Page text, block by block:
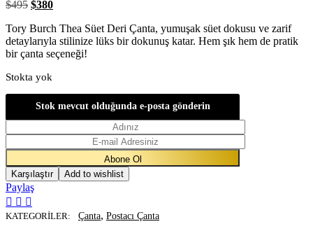
$495 $380
Tory Burch Thea Süet Deri Çanta, yumuşak süet dokusu ve zarif
detaylarıyla stilinize lüks bir dokunuş katar. Hem şık hem de pratik
bir çanta seçeneği!
Stokta yok
Stok mevcut olduğunda e-posta gönderin
Karşılaştır Add to wishlist
Paylaş
KATEGORILER: Çanta, Postacı Çanta